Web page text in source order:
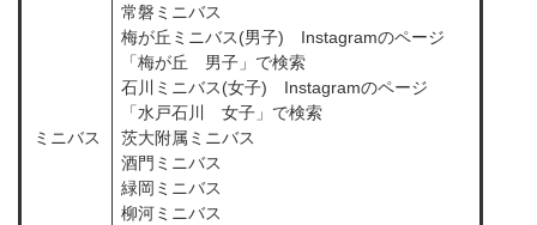
ミニバス
常磐ミニバス
梅が丘ミニバス(男子) Instagramのページ
「梅が丘 男子」で検索
石川ミニバス(女子) Instagramのページ
「水戸石川 女子」で検索
茨大附属ミニバス
酒門ミニバス
緑岡ミニバス
柳河ミニバス